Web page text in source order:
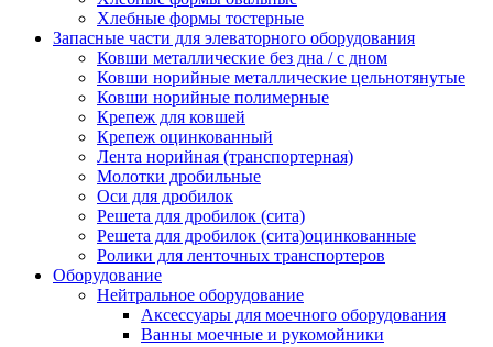
Хлебные формы тостерные
Запасные части для элеваторного оборудования
Ковши металлические без дна / с дном
Ковши норийные металлические цельнотянутые
Ковши норийные полимерные
Крепеж для ковшей
Крепеж оцинкованный
Лента норийная (транспортерная)
Молотки дробильные
Оси для дробилок
Решета для дробилок (сита)
Решета для дробилок (сита)оцинкованные
Ролики для ленточных транспортеров
Оборудование
Нейтральное оборудование
Аксессуары для моечного оборудования
Ванны моечные и рукомойники